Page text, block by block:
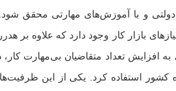
و با آموزش‌های مهارتی محقق
بازار کار وجود دارد که علاوه بر
تعداد متقاضیان بی‌مهارت کار،
کشور استفاده کرد. یکی از این